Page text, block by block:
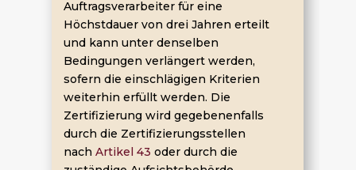
Auftragsverarbeiter für eine
Höchstdauer von drei Jahren erteilt
und kann unter denselben
Bedingungen verlängert werden,
sofern die einschlägigen Kriterien
weiterhin erfüllt werden. Die
Zertifizierung wird gegebenenfalls
durch die Zertifizierungsstellen
nach Artikel 43 oder durch die